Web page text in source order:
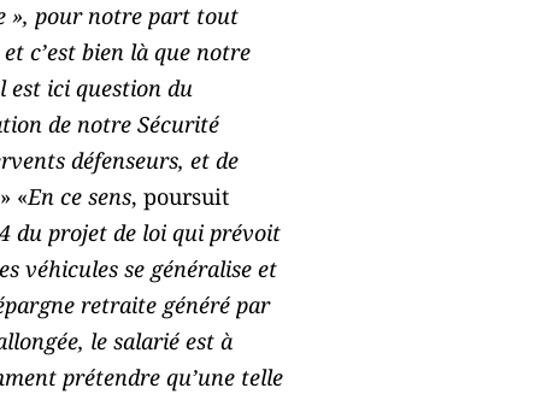
», pour notre part tout
c’est bien là que notre
est ici question du
de notre Sécurité
défenseurs, et de
» «En ce sens, poursuit
du projet de loi qui prévoit
véhicules se généralise et
retraite généré par
le salarié est à
prétendre qu’une telle